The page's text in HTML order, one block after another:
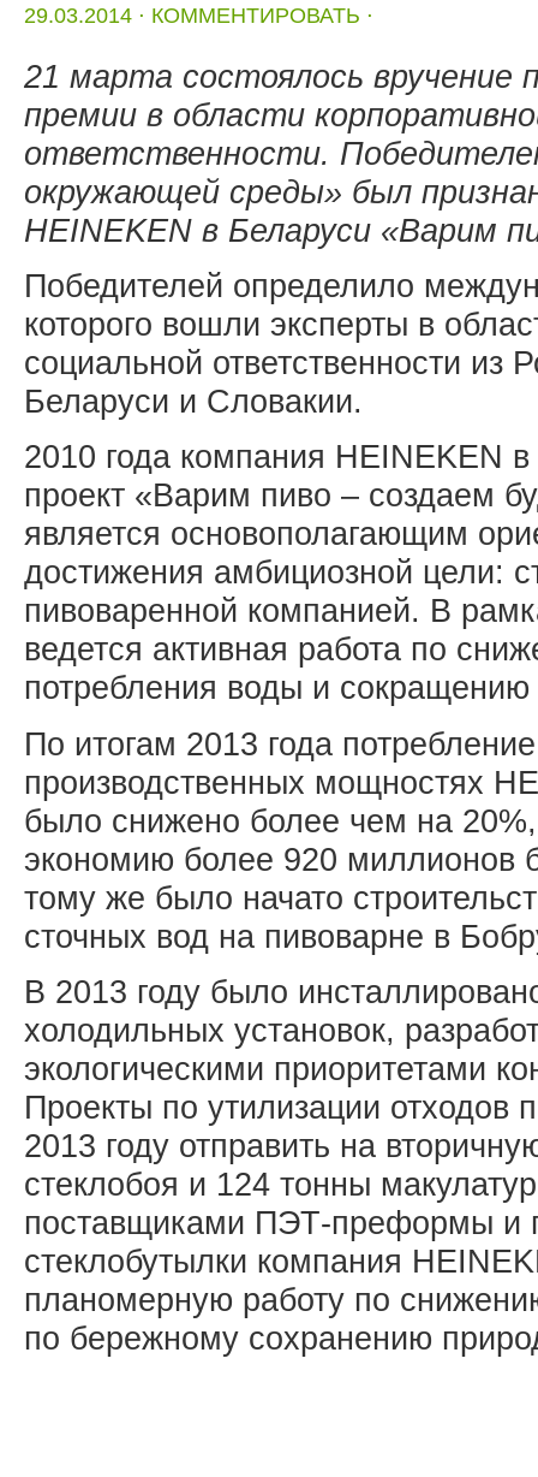
29.03.2014 ⋅ КОММЕНТИРОВАТЬ ⋅
21 марта состоялось вручение
премии в области
ответственности.
окружающей среды» был
HEINEKEN в Беларуси «Варим
Победителей определило
которого вошли эксперты в
социальной ответственности из
Беларуси и Словакии.
2010 года компания HEINEKEN
проект «Варим пиво – создаем
является основополагающим
достижения амбициозной цели:
пивоваренной компанией. В
ведется активная работа по
потребления воды и
По итогам 2013 года
производственных мощностях
было снижено более чем на
экономию более 920 миллионов
тому же было начато
сточных вод на пивоварне в
В 2013 году было
холодильных установок,
экологическими приоритетами
Проекты по утилизации отходов
2013 году отправить на
стеклобоя и 124 тонны
поставщиками ПЭТ-преформы и
стеклобутылки компания
планомерную работу по
по бережному сохранению